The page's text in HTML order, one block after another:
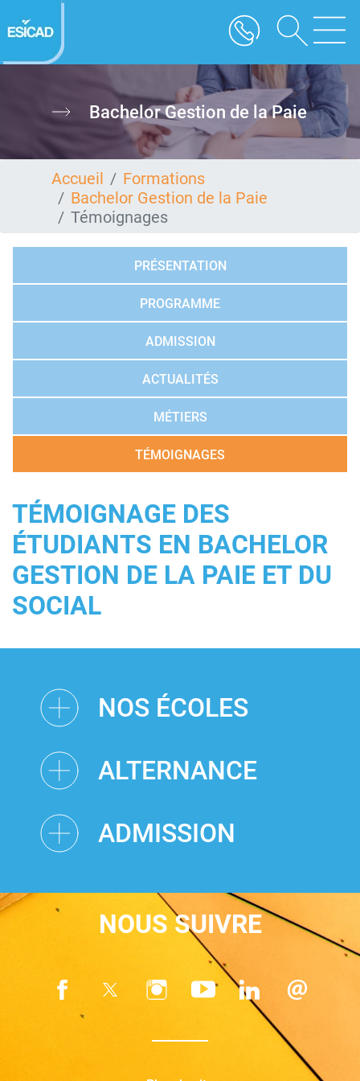
au
contenu
Bachelor Gestion de la Paie
Accueil
Formations
Bachelor Gestion de la Paie
Témoignages
PRÉSENTATION
PROGRAMME
ADMISSION
ACTUALITÉS
MÉTIERS
TÉMOIGNAGES
TÉMOIGNAGE DES
ÉTUDIANTS EN BACHELOR
GESTION DE LA PAIE ET DU
SOCIAL
NOS ÉCOLES
ALTERNANCE
ADMISSION
NOUS SUIVRE